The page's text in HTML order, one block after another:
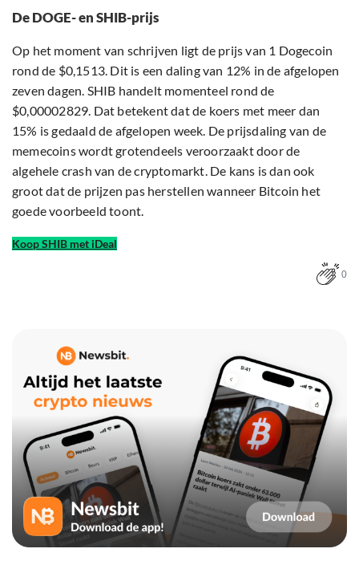
De DOGE- en SHIB-prijs
Op het moment van schrijven ligt de prijs van 1 Dogecoin
rond de $0,1513. Dit is een daling van 12% in de afgelopen
zeven dagen. SHIB handelt momenteel rond de
$0,00002829. Dat betekent dat de koers met meer dan
15% is gedaald de afgelopen week. De prijsdaling van de
memecoins wordt grotendeels veroorzaakt door de
algehele crash van de cryptomarkt. De kans is dan ook
groot dat de prijzen pas herstellen wanneer Bitcoin het
goede voorbeeld toont.
Koop SHIB met iDeal
0